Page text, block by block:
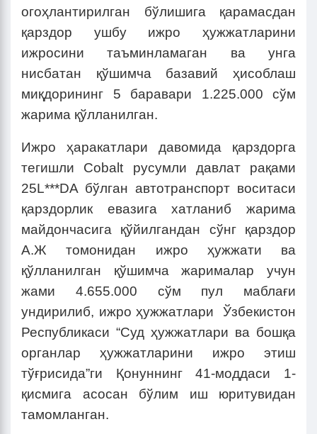
огоҳлантирилган бўлишига қарамасдан
қарздор ушбу ижро ҳужжатларини
ижросини таъминламаган ва унга
нисбатан қўшимча базавий ҳисоблаш
миқдорининг 5 баравари 1.225.000 сўм
жарима қўлланилган.
Ижро ҳаракатлари давомида қарздорга
тегишли Cobalt русумли давлат рақами
25L***DA бўлган автотранспорт воситаси
қарздорлик евазига хатланиб жарима
майдончасига қўйилгандан сўнг қарздор
А.Ж томонидан ижро ҳужжати ва
қўлланилган қўшимча жарималар учун
жами 4.655.000 сўм пул маблағи
ундирилиб, ижро ҳужжатлари Ўзбекистон
Республикаси “Суд ҳужжатлари ва бошқа
органлар ҳужжатларини ижро этиш
тўғрисида”ги Қонуннинг41-моддаси 1-
қисмига асосан бўлим иш юритувидан
тамомланган.